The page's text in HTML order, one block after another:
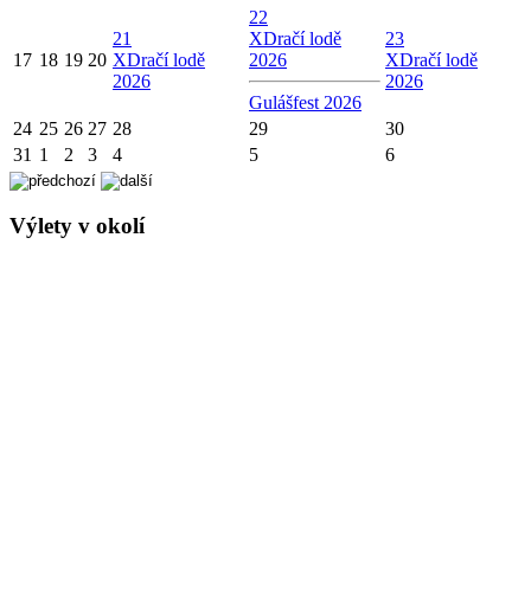
17 18 19 20
21
XDračí lodě
2026
22
XDračí lodě
2026
Gulášfest 2026
23
XDračí lodě
2026
24 25 26 27 28 29
30
31 1 2 3 4 5 6
Výlety v okolí